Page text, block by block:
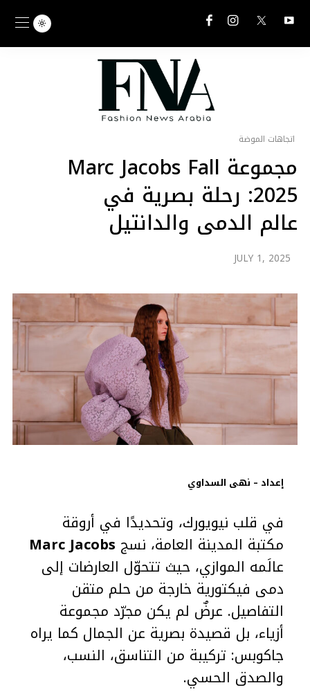
اتجاهات الموضة
مجموعة Marc Jacobs Fall
2025: رحلة بصرية في
عالم الدمى والدانتيل
JULY 1, 2025
إعداد – نهى السداوي
في قلب نيويورك، وتحديدًا في أروقة
مكتبة المدينة العامة، نسج Marc Jacobs
عالَمه الموازي، حيث تتحوّل العارضات إلى
دمى فيكتورية خارجة من حلم متقن
التفاصيل. عرضٌ لم يكن مجرّد مجموعة
أزياء، بل قصيدة بصرية عن الجمال كما يراه
جاكوبس: تركيبة من التناسق، النسب،
والصدق الحسي.